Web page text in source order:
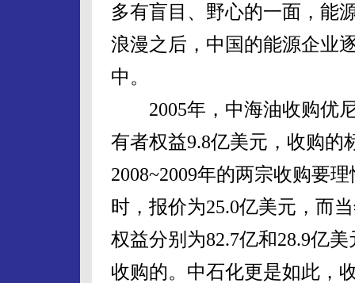
多有盲目、野心的一面，能
浪漫之后，中国的能源企业
中。
2005年，中海油收购优尼
有者权益9.8亿美元，收购的
2008~2009年的两宗收购要
时，报价为25.0亿美元，而
权益分别为82.7亿和28.9亿
收购的。中石化更是如此，